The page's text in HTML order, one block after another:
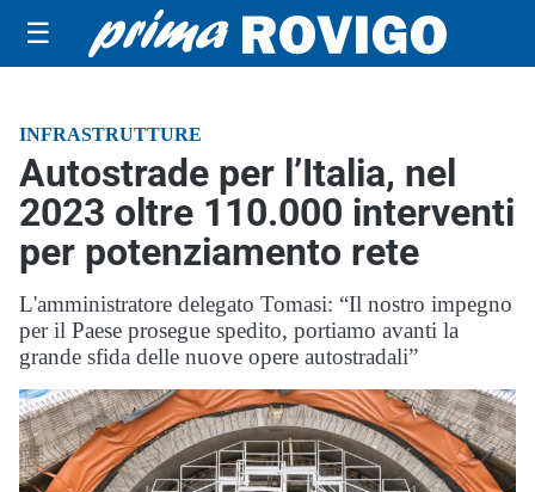
☰
INFRASTRUTTURE
Autostrade per l’Italia, nel
2023 oltre 110.000 interventi
per potenziamento rete
L'amministratore delegato Tomasi: “Il nostro impegno
per il Paese prosegue spedito, portiamo avanti la
grande sfida delle nuove opere autostradali”